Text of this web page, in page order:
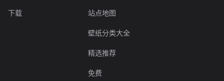
下载 站点地图
壁纸分类大全
精选推荐
免费